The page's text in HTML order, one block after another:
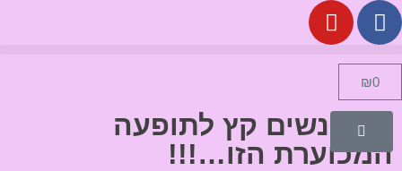
₪0
בואו נשים קץ לתופעה
המכוערת הזו…!!!